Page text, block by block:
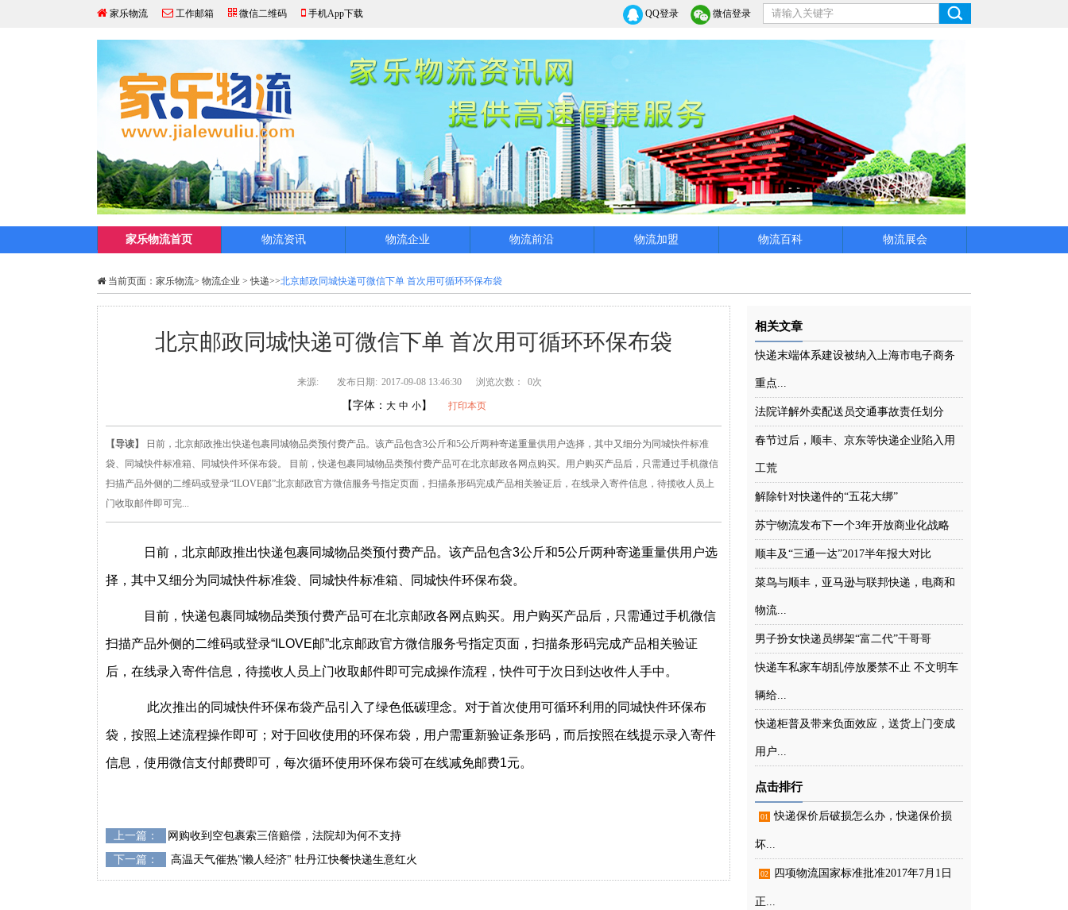
家乐物流 工作邮箱 微信二维码 手机App下载 微信登录
QQ登录
家乐物流首页 物流资讯 物流企业 物流前沿 物流加盟 物流百科 物流展会
当前页面： 家乐物流> 物流企业 >快递>>北京邮政同城快递可微信下单 首次用可循环环保布袋
北京邮政同城快递可微信下单 首次用可循环环保布袋
来源: 发布日期: 2017-09-08 13:46:30 浏览次数： 0次
【字体： 大 中 小】 打印本页
【导读】
日前，北京邮政推出快递包裹同城物品类预付费产品。该产品包含3公斤和5公斤两种寄递重量供用户选择，其中又细分为同城快件标准
袋、同城快件标准箱、同城快件环保布袋。 目前，快递包裹同城物品类预付费产品可在北京邮政各网点购买。用户购买产品后，只需通过手机微信
扫描产品外侧的二维码或登录“ILOVE邮”北京邮政官方微信服务号指定页面，扫描条形码完成产品相关验证后，在线录入寄件信息，待揽收人员上
门收取邮件即可完...
日前，北京邮政推出快递包裹同城物品类预付费产品。该产品包含3公斤和5公斤两种寄递重量供用户选
择，其中又细分为同城快件标准袋、同城快件标准箱、同城快件环保布袋。
目前，快递包裹同城物品类预付费产品可在北京邮政各网点购买。用户购买产品后，只需通过手机微信
扫描产品外侧的二维码或登录“ILOVE邮”北京邮政官方微信服务号指定页面，扫描条形码完成产品相关验证
后，在线录入寄件信息，待揽收人员上门收取邮件即可完成操作流程，快件可于次日到达收件人手中。
此次推出的同城快件环保布袋产品引入了绿色低碳理念。对于首次使用可循环利用的同城快件环保布
袋，按照上述流程操作即可；对于回收使用的环保布袋，用户需重新验证条形码，而后按照在线提示录入寄件
信息，使用微信支付邮费即可，每次循环使用环保布袋可在线减免邮费1元。
上一篇：
网购收到空包裹索三倍赔偿，法院却为何不支持
下一篇：
高温天气催热"懒人经济" 牡丹江快餐快递生意红火
相关文章
快递末端体系建设被纳入上海市电子商务
重点...
法院详解外卖配送员交通事故责任划分
春节过后，顺丰、京东等快递企业陷入用
工荒
解除针对快递件的“五花大绑”
苏宁物流发布下一个3年开放商业化战略
顺丰及“三通一达”2017半年报大对比
菜鸟与顺丰，亚马逊与联邦快递，电商和
物流...
男子扮女快递员绑架“富二代”干哥哥
快递车私家车胡乱停放屡禁不止 不文明车
辆给...
快递柜普及带来负面效应，送货上门变成
用户...
点击排行
01 快递保价后破损怎么办，快递保价损
坏...
02 四项物流国家标准批准2017年7月1日
正...